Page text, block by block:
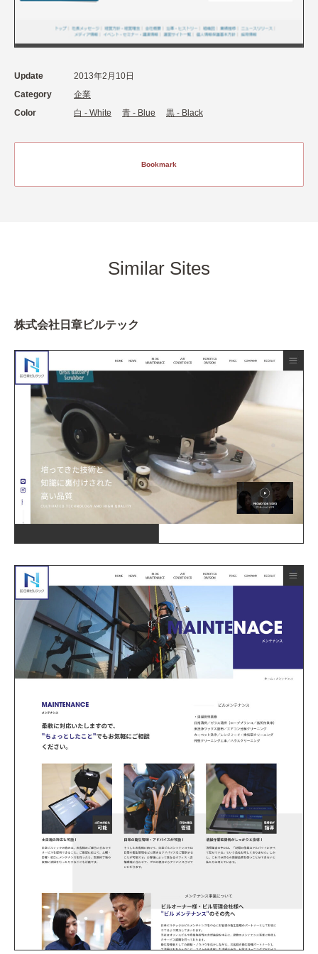
Update
2013年2月10日
Category
企業
Color
白 - White 青 - Blue 黒 - Black
Bookmark
Similar Sites
株式会社日章ビルテック